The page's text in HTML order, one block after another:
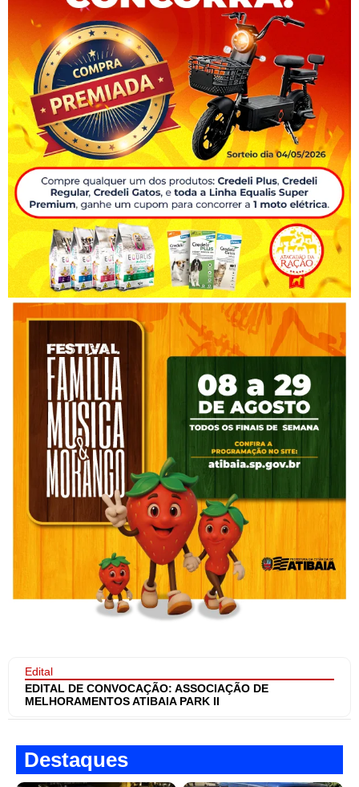
Edital
EDITAL DE CONVOCAÇÃO: ASSOCIAÇÃO DE
MELHORAMENTOS ATIBAIA PARK II
Destaques